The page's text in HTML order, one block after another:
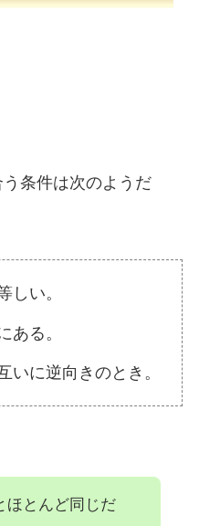
条件は次のようだ
しい。
ある。
いに逆向きのとき。
ほとんど同じだ